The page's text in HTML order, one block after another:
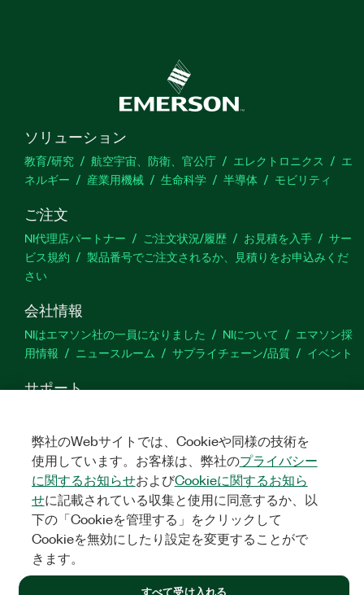
ソリューション
教育/研究 航空宇宙、防衛、官公庁 エレクトロニクス
エ
ネルギー
産業用機械 生命科学 半導体 モビリティ
ご注文
NI代理店パートナー ご注文状況/履歴 お見積を入手
サー
ビス規約
製品番号でご注文されるか、見積りをお申込みくだ
さい
会社情報
NIはエマソン社の一員になりました NIについて
エマソン採
用情報
ニュースルーム サプライチェーン/品質 イベント
サポート
するご意見
TwitterYouTube
©NATIONAL INSTRUMENTS CORP. ALL RIGHTS RESERVED.
弊社のWebサイトでは、Cookieや同様の技術を
使用しています。お客様は、弊社のプライバシー
に関するお知らせおよびCookieに関するお知ら
せに記載されている収集と使用に同意するか、以
下の「Cookieを管理する」をクリックして
Cookieを無効にしたり設定を変更することがで
きます。
すべて受け入れる